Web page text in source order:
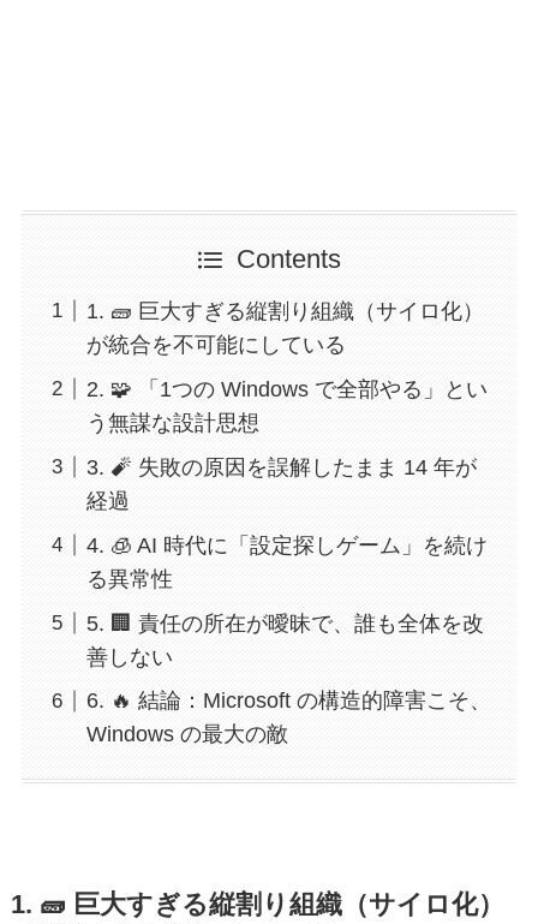
Contents
1. 🧱 巨大すぎる縦割り組織（サイロ化）
が統合を不可能にしている
2. 🧩 「1つの Windows で全部やる」とい
う無謀な設計思想
3. 🧨 失敗の原因を誤解したまま 14 年が
経過
4. 🧊 AI 時代に「設定探しゲーム」を続け
る異常性
5. 🏢 責任の所在が曖昧で、誰も全体を改
善しない
6. 🔥 結論：Microsoft の構造的障害こそ、
Windows の最大の敵
1. 🧱 巨大すぎる縦割り組織（サイロ化）